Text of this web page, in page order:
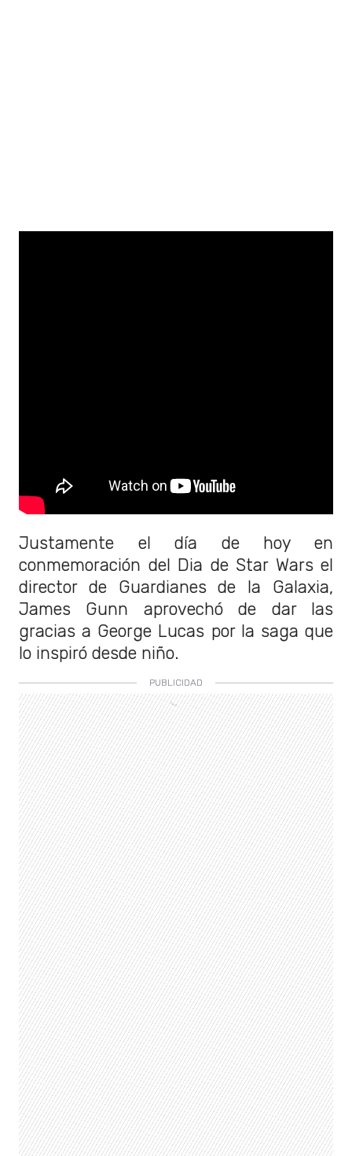
Justamente el día de hoy en
conmemoración del Dia de Star Wars el
director de Guardianes de la Galaxia,
James Gunn aprovechó de dar las
gracias a George Lucas por la saga que
lo inspiró desde niño.